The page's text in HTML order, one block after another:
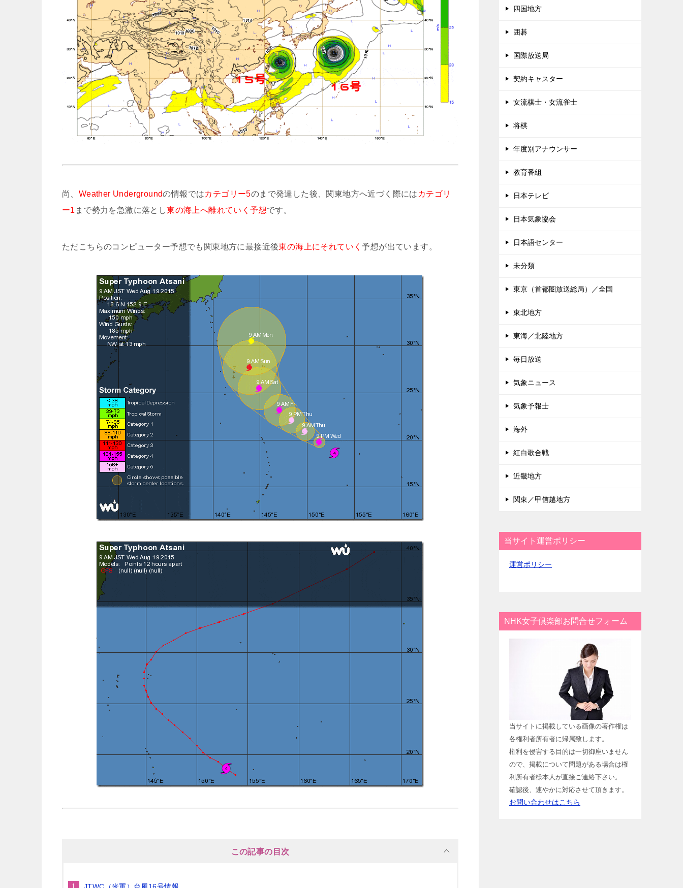
尚、 Weather Undergroundの情報ではカテゴリー5のまで発達した後、関東地方へ近づく際には カテゴリ
ー1 まで勢力を急激に落とし東の海上へ離れていく予想です。
ただこちらのコンピューター予想でも関東地方に最接近後東の海上にそれていく予想が出ています。
この記事の目次
JTWC（米軍）台風16号情報
四国地方
囲碁
国際放送局
契約キャスター
女流棋士・女流雀士
将棋
年度別アナウンサー
教育番組
日本テレビ
日本気象協会
日本語センター
未分類
東京（首都圏放送総局）／全国
東北地方
東海／北陸地方
毎日放送
気象ニュース
気象予報士
海外
紅白歌合戦
近畿地方
関東／甲信越地方
当サイト運営ポリシー
運営ポリシー
NHK女子倶楽部お問合せフォーム
当サイトに掲載している画像の著作権は
各権利者所有者に帰属致します。
権利を侵害する目的は一切御座いません
ので、掲載について問題がある場合は権
利所有者様本人が直接ご連絡下さい。
確認後、速やかに対応させて頂きます。
お問い合わせはこちら